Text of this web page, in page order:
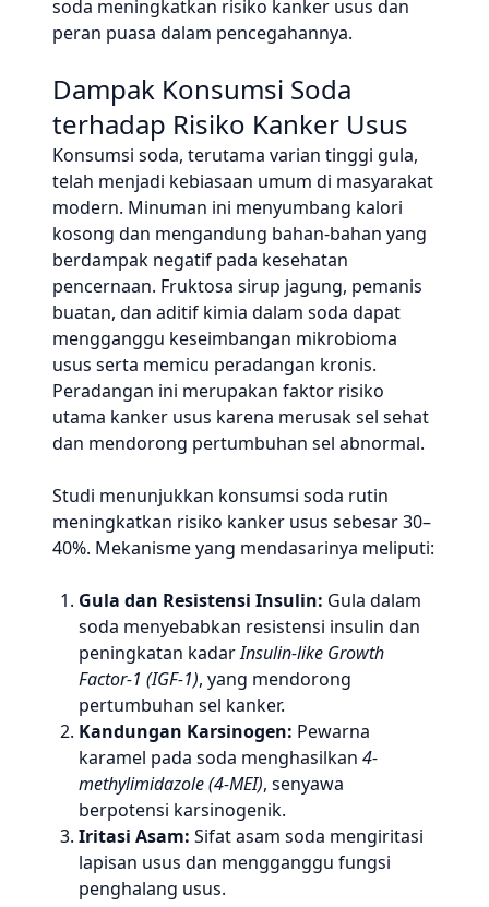
soda meningkatkan risiko kanker usus dan
peran puasa dalam pencegahannya.
Dampak Konsumsi Soda
terhadap Risiko Kanker Usus
Konsumsi soda, terutama varian tinggi gula,
telah menjadi kebiasaan umum di masyarakat
modern. Minuman ini menyumbang kalori
kosong dan mengandung bahan-bahan yang
berdampak negatif pada kesehatan
pencernaan. Fruktosa sirup jagung, pemanis
buatan, dan aditif kimia dalam soda dapat
mengganggu keseimbangan mikrobioma
usus serta memicu peradangan kronis.
Peradangan ini merupakan faktor risiko
utama kanker usus karena merusak sel sehat
dan mendorong pertumbuhan sel abnormal.
Studi menunjukkan konsumsi soda rutin
meningkatkan risiko kanker usus sebesar 30–
40%. Mekanisme yang mendasarinya meliputi:
Gula dan Resistensi Insulin: Gula dalam
soda menyebabkan resistensi insulin dan
peningkatan kadarInsulin-like Growth
Factor-1 (IGF-1), yang mendorong
pertumbuhan sel kanker.
Kandungan Karsinogen: Pewarna
karamel pada soda menghasilkan 4-
methylimidazole (4-MEI), senyawa
berpotensi karsinogenik.
Iritasi Asam: Sifat asam soda mengiritasi
lapisan usus dan mengganggu fungsi
penghalang usus.